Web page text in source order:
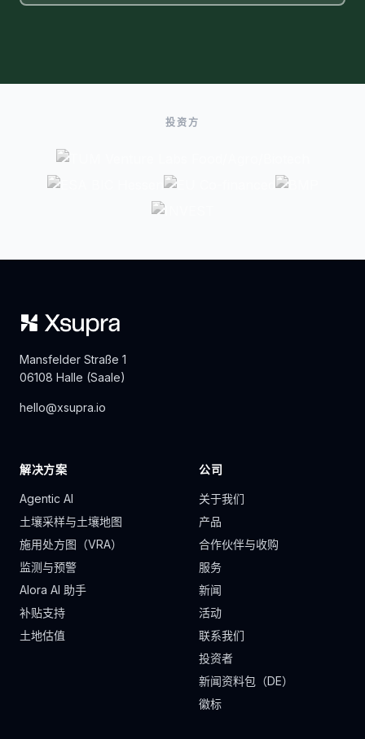
投资方
Mansfelder Straße 1
06108 Halle (Saale)
hello@xsupra.io
解决方案
Agentic AI
土壤采样与土壤地图
施用处方图（VRA）
监测与预警
Alora AI 助手
补贴支持
土地估值
公司
关于我们
产品
合作伙伴与收购
服务
新闻
活动
联系我们
投资者
新闻资料包（DE）
徽标